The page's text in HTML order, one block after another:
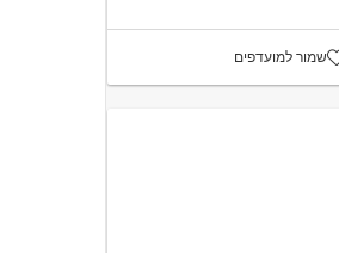
שמור למועדפים